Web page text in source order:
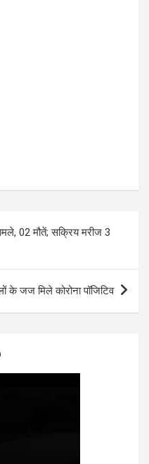
02 मौतें; सक्रिय मरीज 3
के जज मिले कोरोना पॉजिटिव